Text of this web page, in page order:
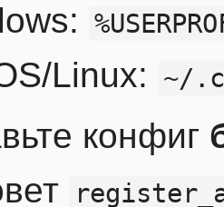
Linux: ~/
конфиг